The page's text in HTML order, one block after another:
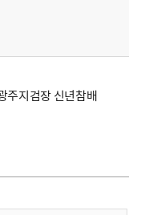
주지검장 신년참배